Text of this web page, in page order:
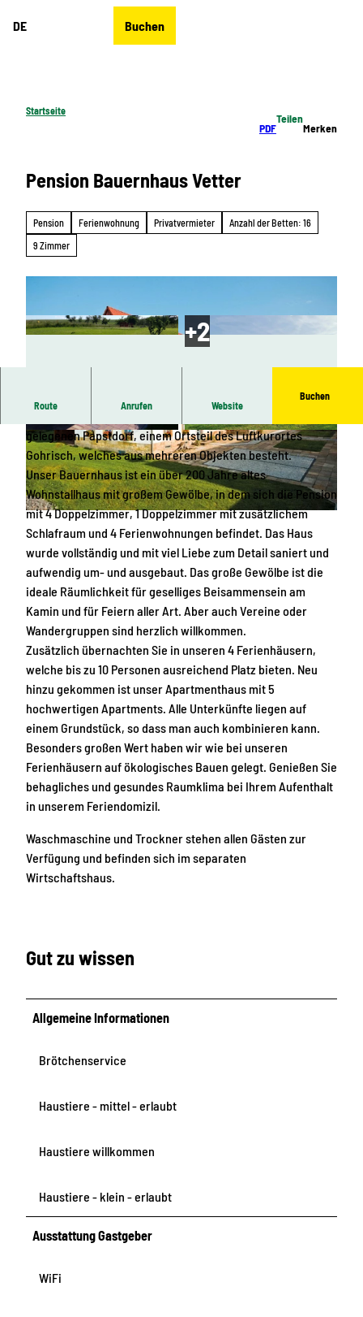
DE Buchen
Startseite
PDF
Teilen
Merken
Pension Bauernhaus Vetter
Pension Ferienwohnung Privatvermieter
Anzahl der Betten: 16
9 Zimmer
© get-shot.de, Harald Vetter |CC-BY-SA
© Harald Vetter |CC-BY-SA © Harald Vetter |CC-BY-SA
Route Anrufen Website
Buchen
gelegenen Papstdorf, einem Ortsteil des Luftkurortes
Gohrisch, welches aus mehreren Objekten besteht.
Unser Bauernhaus ist ein über 200 Jahre altes
Wohnstallhaus mit großem Gewölbe, in dem sich die Pension
mit 4 Doppelzimmer, 1 Doppelzimmer mit zusätzlichem
Schlafraum und 4 Ferienwohnungen befindet. Das Haus
wurde vollständig und mit viel Liebe zum Detail saniert und
aufwendig um- und ausgebaut. Das große Gewölbe ist die
ideale Räumlichkeit für geselliges Beisammensein am
Kamin und für Feiern aller Art. Aber auch Vereine oder
Wandergruppen sind herzlich willkommen.
Zusätzlich übernachten Sie in unseren 4 Ferienhäusern,
welche bis zu 10 Personen ausreichend Platz bieten. Neu
hinzu gekommen ist unser Apartmenthaus mit 5
hochwertigen Apartments. Alle Unterkünfte liegen auf
einem Grundstück, so dass man auch kombinieren kann.
Besonders großen Wert haben wir wie bei unseren
Ferienhäusern auf ökologisches Bauen gelegt. Genießen Sie
behagliches und gesundes Raumklima bei Ihrem Aufenthalt
in unserem Feriendomizil.
Waschmaschine und Trockner stehen allen Gästen zur
Verfügung und befinden sich im separaten
Wirtschaftshaus.
Gut zu wissen
Allgemeine Informationen
Brötchenservice
Haustiere - mittel - erlaubt
Haustiere willkommen
Haustiere - klein - erlaubt
Ausstattung Gastgeber
WiFi